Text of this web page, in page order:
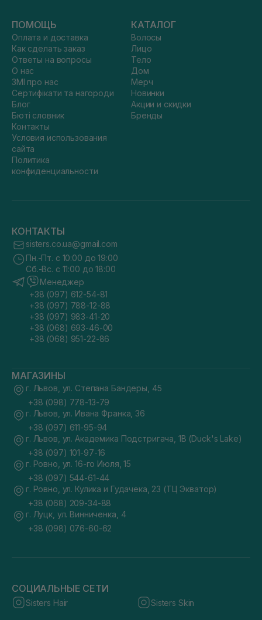
ПОМОЩЬ
Оплата и доставка
Как сделать заказ
Ответы на вопросы
О нас
ЗМІ про нас
Сертифікати та нагороди
Блог
Бюті словник
Контакты
Условия использования
сайта
Политика
конфиденциальности
КАТАЛОГ
Волосы
Лицо
Тело
Дом
Мерч
Новинки
Акции и скидки
Бренды
КОНТАКТЫ
sisters.co.ua@gmail.com
Пн.-Пт. с 10:00 до 19:00
Сб.-Вс. с 11:00 до 18:00
Менеджер
+38 (097) 612-54-81
+38 (097) 788-12-88
+38 (097) 983-41-20
+38 (068) 693-46-00
+38 (068) 951-22-86
МАГАЗИНЫ
г. Львов, ул. Степана Бандеры, 45
+38 (098) 778-13-79
г. Львов, ул. Ивана Франка, 36
+38 (097) 611-95-94
г. Львов, ул. Академика Подстригача, 1В (Duck's Lake)
+38 (097) 101-97-16
г. Ровно, ул. 16-го Июля, 15
+38 (097) 544-61-44
г. Ровно, ул. Кулика и Гудачека, 23 (ТЦ Экватор)
+38 (068) 209-34-88
г. Луцк, ул. Винниченка, 4
+38 (098) 076-60-62
СОЦИАЛЬНЫЕ СЕТИ
Sisters Hair Sisters Skin